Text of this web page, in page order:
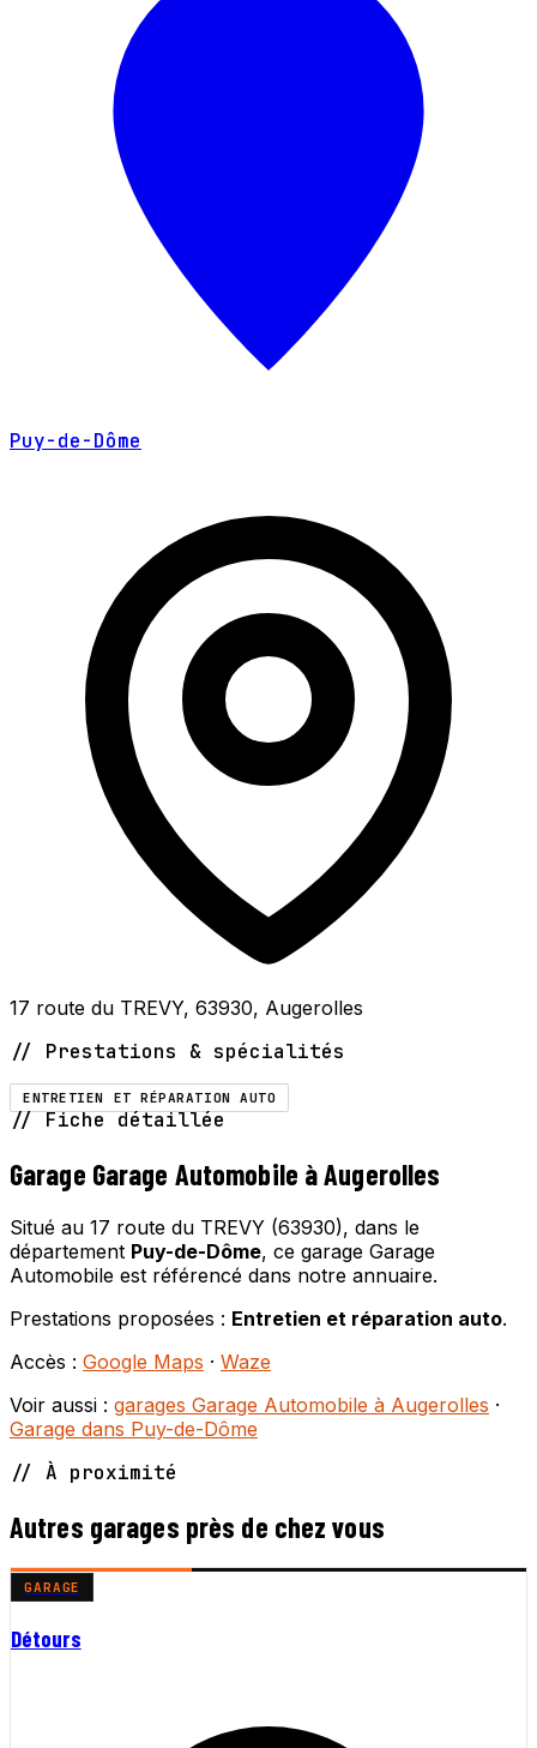
Puy-de-Dôme
17 route du TREVY, 63930, Augerolles
// Prestations & spécialités
ENTRETIEN ET RÉPARATION AUTO
// Fiche détaillée
Garage Garage Automobile à Augerolles
Situé au 17 route du TREVY (63930), dans le
département Puy-de-Dôme, ce garage Garage
Automobile est référencé dans notre annuaire.
Prestations proposées : Entretien et réparation auto.
Accès : Google Maps · Waze
Voir aussi : garages Garage Automobile à Augerolles ·
Garage dans Puy-de-Dôme
// À proximité
Autres garages près de chez vous
GARAGE
Détours